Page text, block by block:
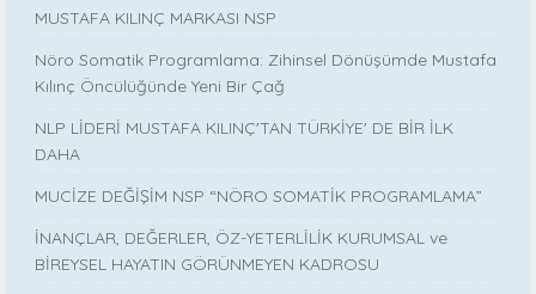
MUSTAFA KILINÇ MARKASI NSP
Nöro Somatik Programlama: Zihinsel Dönüşümde Mustafa
Kılınç Öncülüğünde Yeni Bir Çağ
NLP LİDERİ MUSTAFA KILINÇ'TAN TÜRKİYE' DE BİR İLK
DAHA
MUCİZE DEĞİŞİM NSP “NÖRO SOMATİK PROGRAMLAMA”
İNANÇLAR, DEĞERLER, ÖZ-YETERLİLİK KURUMSAL ve
BİREYSEL HAYATIN GÖRÜNMEYEN KADROSU